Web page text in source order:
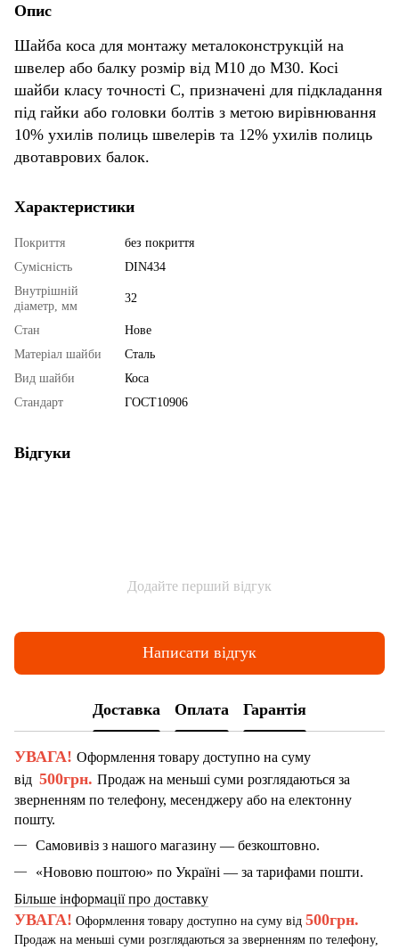
Опис
Шайба коса для монтажу металоконструкцій на
швелер або балку розмір від М10 до М30. Косі
шайби класу точності С, призначені для підкладання
під гайки або головки болтів з метою вирівнювання
10% ухилів полиць швелерів та 12% ухилів полиць
двотаврових балок.
Характеристики
Покриття
без покриття
Сумісність
DIN434
Внутрішній
діаметр, мм
32
Стан
Нове
Матеріал шайби
Сталь
Вид шайби
Коса
Стандарт
ГОСТ10906
Відгуки
Додайте перший відгук
Написати відгук
Доставка Оплата Гарантія
УВАГА! Оформлення товару доступно на суму
від 500грн. Продаж на меньші суми розглядаються за
зверненням по телефону, месенджеру або на електонну
пошту.
Самовивіз з нашого магазину — безкоштовно.
«Нововю поштою» по Україні — за тарифами пошти.
Більше інформації про доставку
УВАГА! Оформлення товару доступно на суму від 500грн.
Продаж на меньші суми розглядаються за зверненням по телефону,